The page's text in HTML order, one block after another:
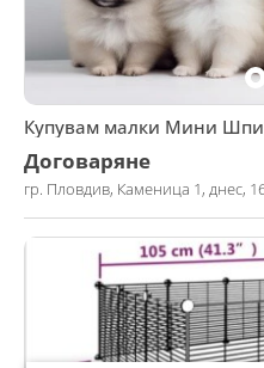
Купувам малки Мини
Договаряне
гр. Пловдив, Каменица 1, днес,